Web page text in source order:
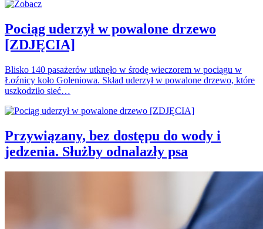
Pociąg uderzył w powalone drzewo
[ZDJĘCIA]
Blisko 140 pasażerów utknęło w środę wieczorem w pociągu w
Łoźnicy koło Goleniowa. Skład uderzył w powalone drzewo, które
uszkodziło sieć…
Przywiązany, bez dostępu do wody i
jedzenia. Służby odnalazły psa